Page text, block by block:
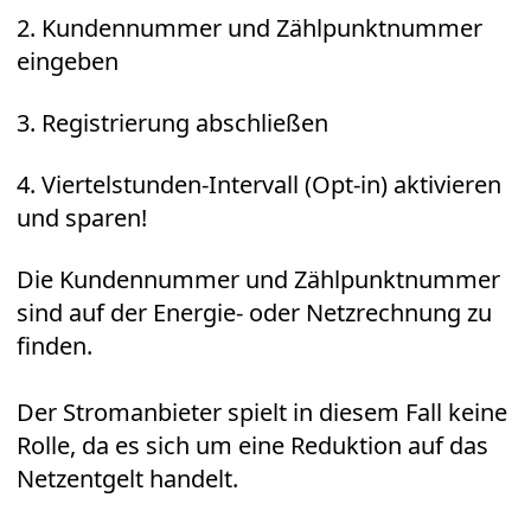
2. Kundennummer und Zählpunktnummer
eingeben
3. Registrierung abschließen
4. Viertelstunden-Intervall (Opt-in) aktivieren
und sparen!
Die Kundennummer und Zählpunktnummer
sind auf der Energie- oder Netzrechnung zu
finden.
Der Stromanbieter spielt in diesem Fall keine
Rolle, da es sich um eine Reduktion auf das
Netzentgelt handelt.